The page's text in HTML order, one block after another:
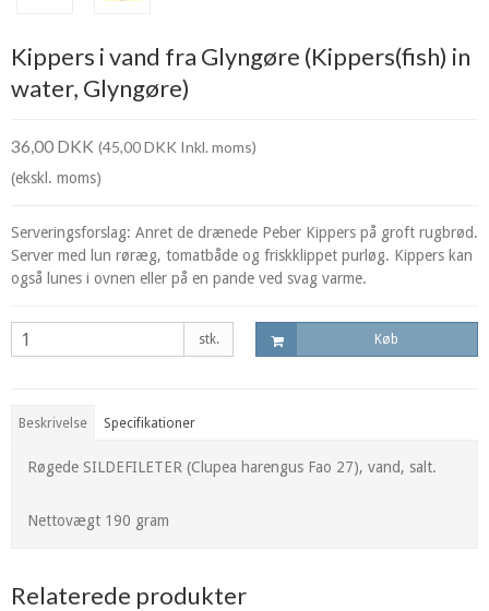
Kippers i vand fra Glyngøre (Kippers(fish) in
water, Glyngøre)
36,00 DKK (45,00 DKK Inkl. moms)
(ekskl. moms)
Serveringsforslag: Anret de drænede Peber Kippers på groft rugbrød.
Server med lun røræg, tomatbåde og friskklippet purløg. Kippers kan
også lunes i ovnen eller på en pande ved svag varme.
stk. Køb
Beskrivelse Specifikationer
Røgede SILDEFILETER (Clupea harengus Fao 27), vand, salt.
Nettovægt 190 gram
Relaterede produkter